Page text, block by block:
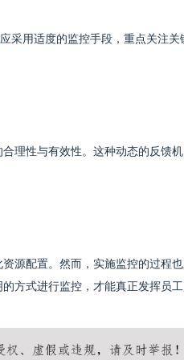
采用适度的监控手段，重点关注关
理性与有效性。这种动态的反馈机
源配置。然而，实施监控的过程
方式进行监控，才能真正发挥员